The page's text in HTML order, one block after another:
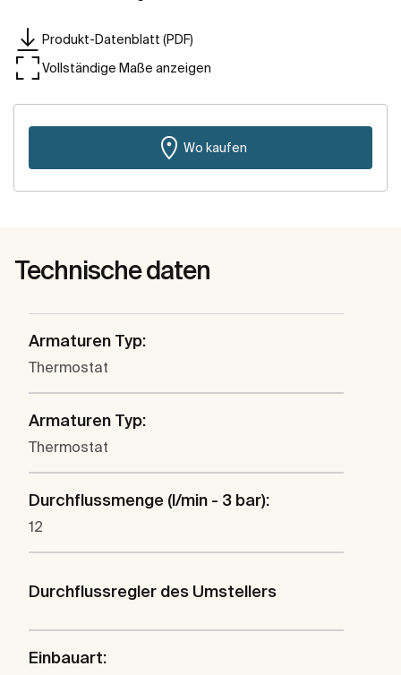
Produkt-Datenblatt (PDF)
Vollständige Maße anzeigen
Wo kaufen
Technische daten
Armaturen Typ:
Thermostat
Armaturen Typ:
Thermostat
Durchflussmenge (l/min - 3 bar):
12
Durchflussregler des Umstellers
Einbauart: